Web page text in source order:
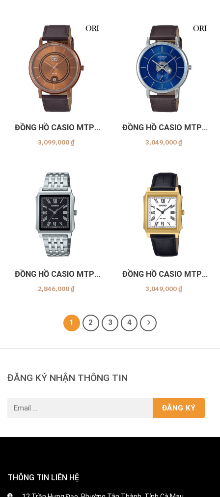
ĐỒNG HỒ CASIO MTP-
B120RL-5AVDF
3,099,000₫
ĐỒNG HỒ CASIO MTP-
B130L-2AVDF
3,049,000₫
ĐỒNG HỒ CASIO MTP-
B190D-1BVDF
2,846,000₫
ĐỒNG HỒ CASIO MTP-
B190GL-7BVDF
3,049,000₫
1 2 3 4
ĐĂNG KÝ NHẬN THÔNG TIN
THÔNG TIN LIÊN HỆ